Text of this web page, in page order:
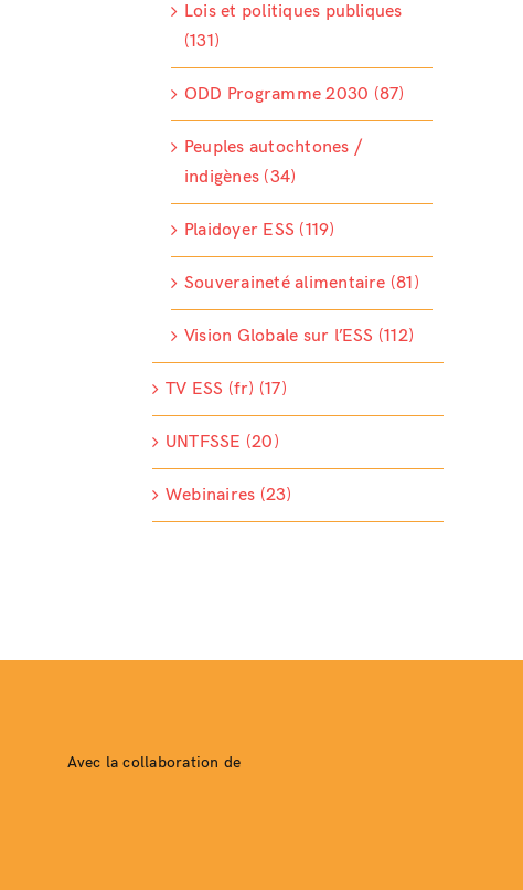
Lois et politiques publiques
(131)
ODD Programme 2030 (87)
Peuples autochtones /
indigènes (34)
Plaidoyer ESS (119)
Souveraineté alimentaire (81)
Vision Globale sur l’ESS (112)
TV ESS (fr) (17)
UNTFSSE (20)
Webinaires (23)
Avec la collaboration de